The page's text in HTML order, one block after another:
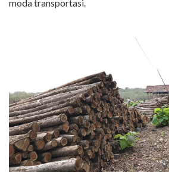
moda transportasi.